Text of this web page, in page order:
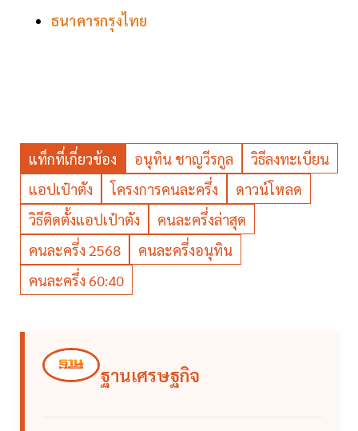
ธนาคารกรุงไทย
แท็กที่เกี่ยวข้อง อนุทิน ชาญวีรกูล
วิธีลงทะเบียน
แอปเป๋าตัง
โครงการคนละครึ่ง
ดาวน์โหลด
วิธีติดตั้งแอปเป๋าตัง
คนละครึ่งล่าสุด
คนละครึ่ง 2568
คนละครึ่งอนุทิน
คนละครึ่ง 60:40
ฐานเศรษฐกิจ